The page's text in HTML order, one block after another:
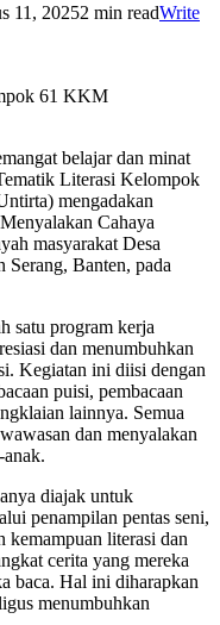
11, 20252 min readWrite
61 KKM
belajar dan minat
Literasi Kelompok
mengadakan
Cahaya
masyarakat Desa
Serang, Banten, pada
satu program kerja
dan menumbuhkan
Kegiatan ini diisi dengan
puisi, pembacaan
lainnya. Semua
dan menyalakan
diajak untuk
penampilan pentas seni,
kemampuan literasi dan
cerita yang mereka
baca. Hal ini diharapkan
menumbuhkan